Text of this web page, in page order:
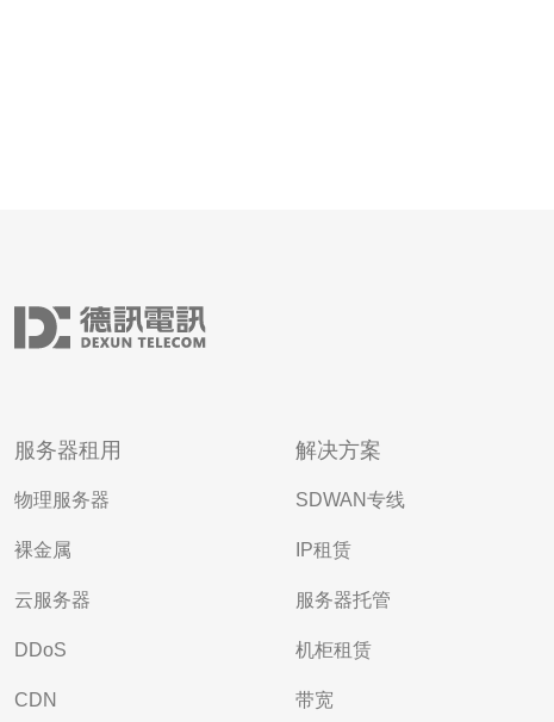
服务器租用
物理服务器
裸金属
云服务器
DDoS
CDN
解决方案
SDWAN专线
IP租赁
服务器托管
机柜租赁
带宽